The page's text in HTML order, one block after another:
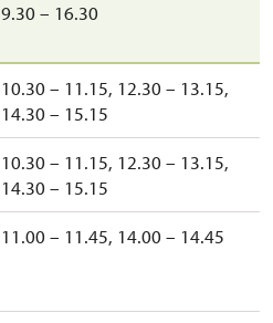
9.30 – 16.30
10.30 – 11.15, 12.30 – 13.15,
14.30 – 15.15
10.30 – 11.15, 12.30 – 13.15,
14.30 – 15.15
11.00 – 11.45, 14.00 – 14.45